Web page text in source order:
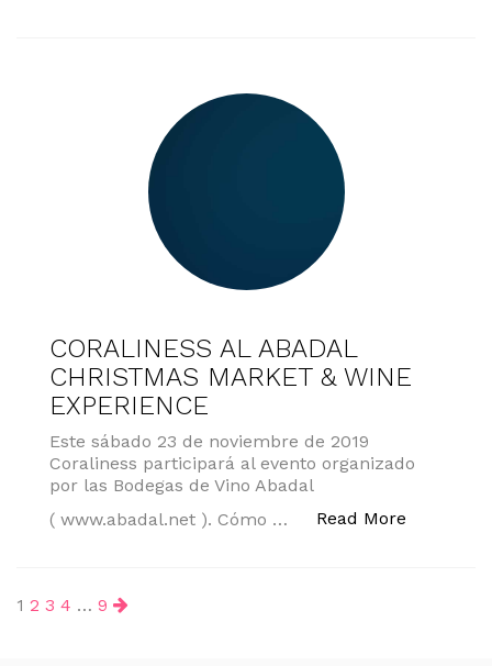
CORALINESS AL ABADAL
CHRISTMAS MARKET & WINE
EXPERIENCE
Este sábado 23 de noviembre de 2019
Coraliness participará al evento organizado
por las Bodegas de Vino Abadal
( www.abadal.net ). Cómo …
Read More
Paginación
1 2 3 4 … 9